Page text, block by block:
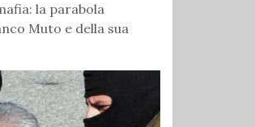
la parabola
Muto e della sua